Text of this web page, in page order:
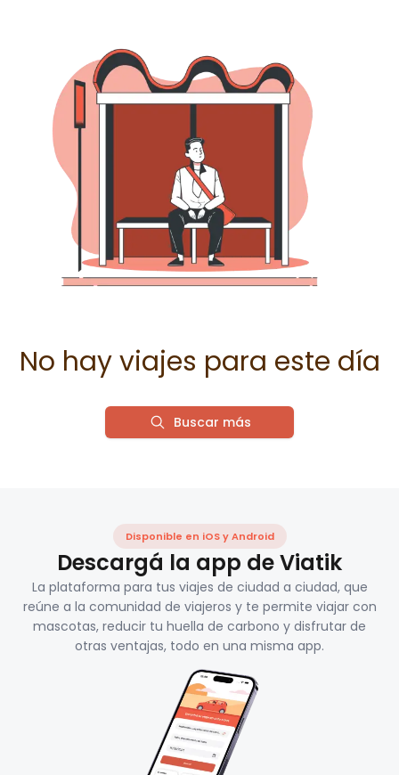
No hay viajes para este día
Buscar más
Disponible en iOS y Android
Descargá la app de Viatik
La plataforma para tus viajes de ciudad a ciudad, que
reúne a la comunidad de viajeros y te permite viajar con
mascotas, reducir tu huella de carbono y disfrutar de
otras ventajas, todo en una misma app.